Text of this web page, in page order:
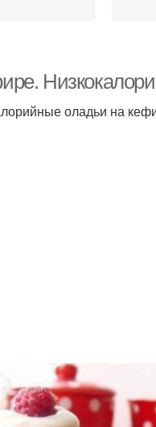
оладьи на